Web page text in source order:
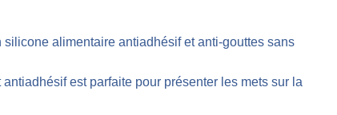
alimentaire antiadhésif et anti-gouttes sans
est parfaite pour présenter les mets sur la